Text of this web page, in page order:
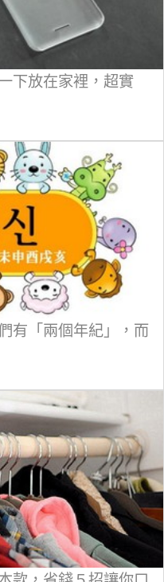
下放在家裡，超實
有「兩個年紀」，而